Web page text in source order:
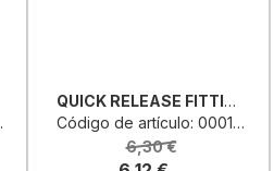
QUICK RELEASE FITTING
Código de artículo: 0001909352H
6,30 €